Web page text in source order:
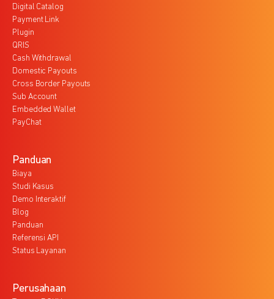
Digital Catalog
Payment Link
Plugin
QRIS
Cash Withdrawal
Domestic Payouts
Cross Border Payouts
Sub Account
Embedded Wallet
PayChat
Panduan
Biaya
Studi Kasus
Demo Interaktif
Blog
Panduan
Referensi API
Status Layanan
Perusahaan